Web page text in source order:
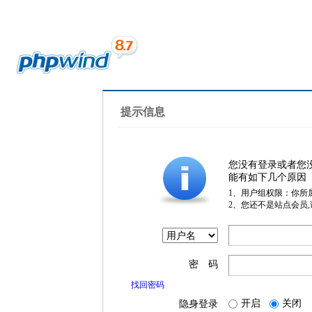
提示信息
您没有登录或者您
能有如下几个原因
1、用户组权限：你所
2、您还不是站点会员
密 码
找回密码
隐身登录 开启 关闭